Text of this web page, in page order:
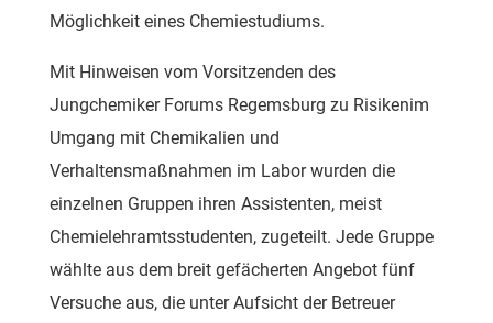
Möglichkeit eines Chemiestudiums.
Mit Hinweisen vom Vorsitzenden des
Jungchemiker Forums Regemsburg zu Risikenim
Umgang mit Chemikalien und
Verhaltensmaßnahmen im Labor wurden die
einzelnen Gruppen ihren Assistenten, meist
Chemielehramtsstudenten, zugeteilt. Jede Gruppe
wählte aus dem breit gefächerten Angebot fünf
Versuche aus, die unter Aufsicht der Betreuer